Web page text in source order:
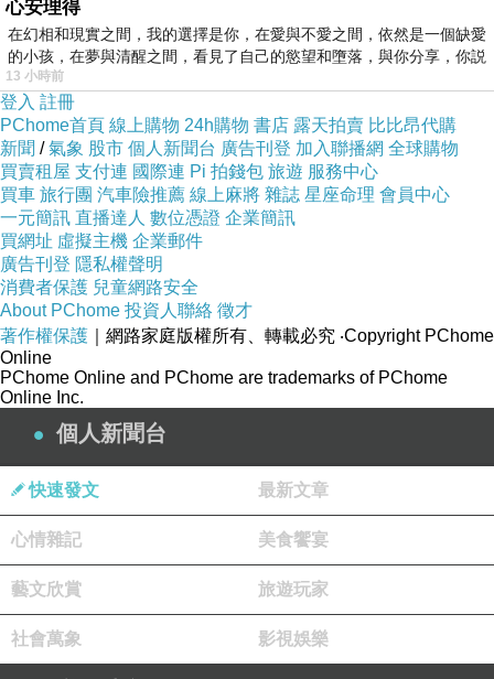
講。」
後來才終於慢慢接受，改口：「如果真的教不
來，就不要太勉強吧。」
別說這只是特例，
畢竟一個接一個的互相影響(到安親班也是繼續這
般恣意妄為)，
程度可能還沒那麼嚴重，但已有愈來愈多的小傢
伙都慢慢“變形”了。
而我們無．能．為．力。
目前大環境不至於所有人都採”防禦性教學“，
畢竟還牽涉到帶班風格、教師個性的差異，
不見)
可總是要照顧好自己飯碗啊......
這現實就是讓所有人上起班來特別心累心酸，
如何冀望正常教學？
所有的老師都需要進修更多自保的法律吧，
然後在不改初衷亦不違背良心的前提，
心安理得
在幻相和現實之間，我的選擇是你，在愛與不愛之間，依然是一個缺愛
的小孩，在夢與清醒之間，看見了自己的慾望和墮落，與你分享，你説
13 小時前
登入 註冊
PChome首頁 線上購物 24h購物 書店 露天拍賣 比比昂代購
新聞 /氣象 股市 個人新聞台 廣告刊登 加入聯播網 全球購物
買賣租屋 支付連 國際連 Pi 拍錢包 旅遊 服務中心
買車 旅行團 汽車險推薦 線上麻將 雜誌 星座命理 會員中心
一元簡訊 直播達人 數位憑證 企業簡訊
買網址 虛擬主機 企業郵件
廣告刊登 隱私權聲明
消費者保護 兒童網路安全
About PChome 投資人聯絡 徵才
著作權保護 ｜網路家庭版權所有、轉載必究 ‧Copyright PChome
Online
PChome Online and PChome are trademarks of PChome
Online Inc.
個人新聞台
快速發文 最新文章
心情雜記 美食饗宴
藝文欣賞 旅遊玩家
社會萬象 影視娛樂